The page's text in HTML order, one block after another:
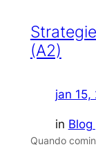
(A2)
jan 15,
in
Quando